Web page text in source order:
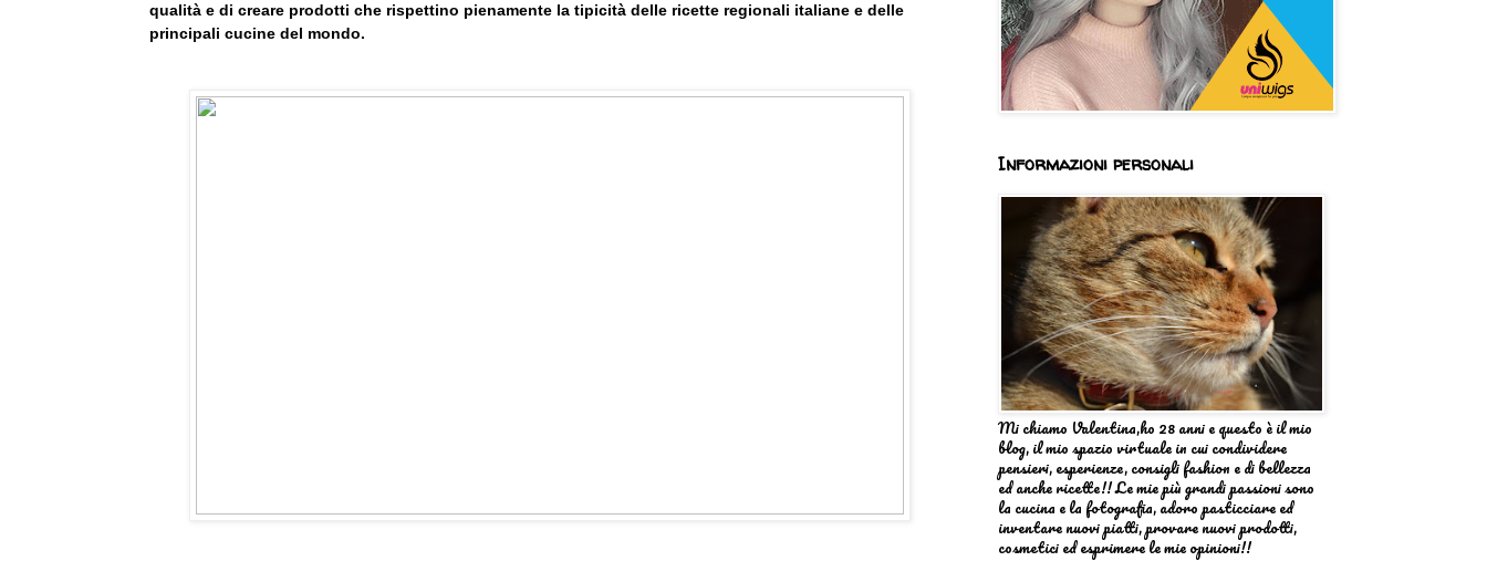
qualità e di creare prodotti che rispettino pienamente la tipicità delle ricette regionali italiane e delle
principali cucine del mondo.
Informazioni personali
Mi chiamo Valentina,ho 28 anni e questo è il mio
blog, il mio spazio virtuale in cui condividere
pensieri, esperienze, consigli fashion e di bellezza
ed anche ricette!! Le mie più grandi passioni sono
la cucina e la fotografia, adoro pasticciare ed
inventare nuovi piatti, provare nuovi prodotti,
cosmetici ed esprimere le mie opinioni!!